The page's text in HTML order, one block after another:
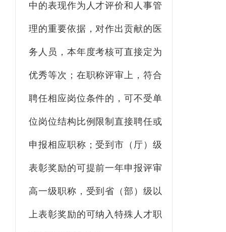
中的表现作为人才评价和人事管
理的重要依据，对作出贡献的医
务人员，本年度考核可直接定为
优秀等次；在职称评审上，符合
聘任相应岗位条件的 ，可不受单
位岗位结构比例限制直接聘任或
申报相应职称；受到市（厅）级
表彰奖励的可提前一年申报评审
高一级职称，受到省（部）级以
上表彰奖励的可纳入特殊人才职